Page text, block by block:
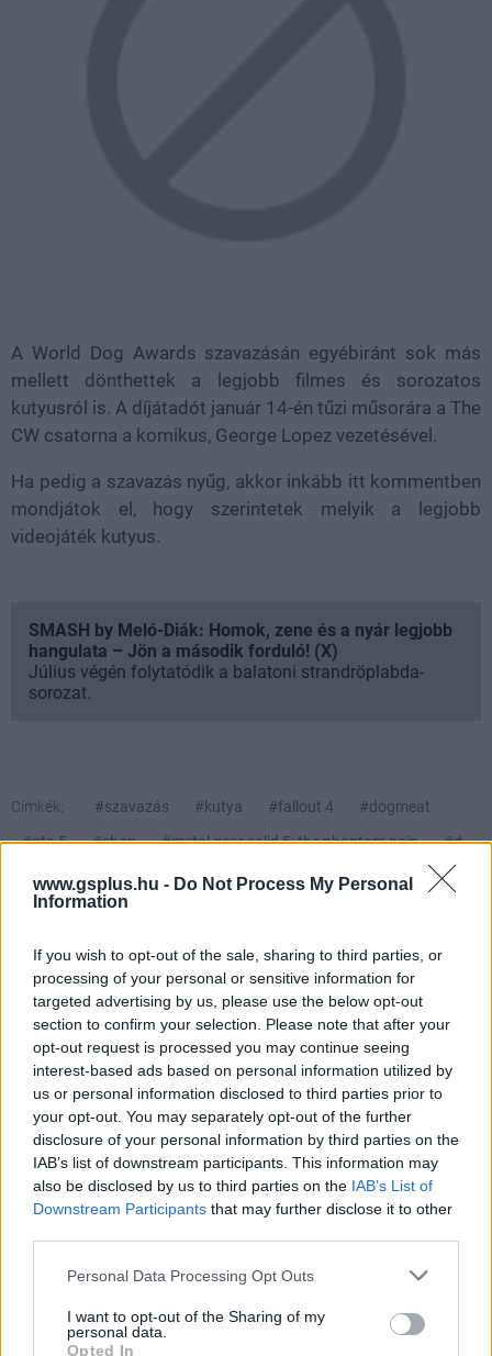
www.gsplus.hu - Do Not Process My Personal
Information
If you wish to opt-out of the sale, sharing to third parties, or
processing of your personal or sensitive information for
targeted advertising by us, please use the below opt-out
section to confirm your selection. Please note that after your
opt-out request is processed you may continue seeing
interest-based ads based on personal information utilized by
us or personal information disclosed to third parties prior to
your opt-out. You may separately opt-out of the further
disclosure of your personal information by third parties on the
IAB’s list of downstream participants. This information may
also be disclosed by us to third parties on the IAB’s List of
Downstream Participants that may further disclose it to other
Please note that this website/app uses one or more Google
not limited to your visit or usage behaviour. You may click to
grant or deny consent to Google and its third-party tags to
Personal Data Processing Opt Outs
I want to opt-out of the Sharing of my
personal data.
Opted In
A World Dog Awards szavazásán egyébiránt sok más
mellett dönthettek a legjobb filmes és sorozatos
kutyusról is. A díjátadót január 14-én tűzi műsorára a The
CW csatorna a komikus, George Lopez vezetésével.
Ha pedig a szavazás nyűg, akkor inkább itt kommentben
mondjátok el, hogy szerintetek melyik a legjobb
videojáték kutyus.
SMASH by Meló-Diák: Homok, zene és a nyár legjobb
hangulata – Jön a második forduló! (X)
Július végén folytatódik a balatoni strandröplabda-
sorozat.
Címkék: #szavazás #kutya #fallout 4
#dogmeat
#gta 5
#chop #metal gear solid 5: the phantom pain
#d-
dog
#the cw #world dog awards
Fallout 4
A háború sosem változik.
AMI TETSZETT